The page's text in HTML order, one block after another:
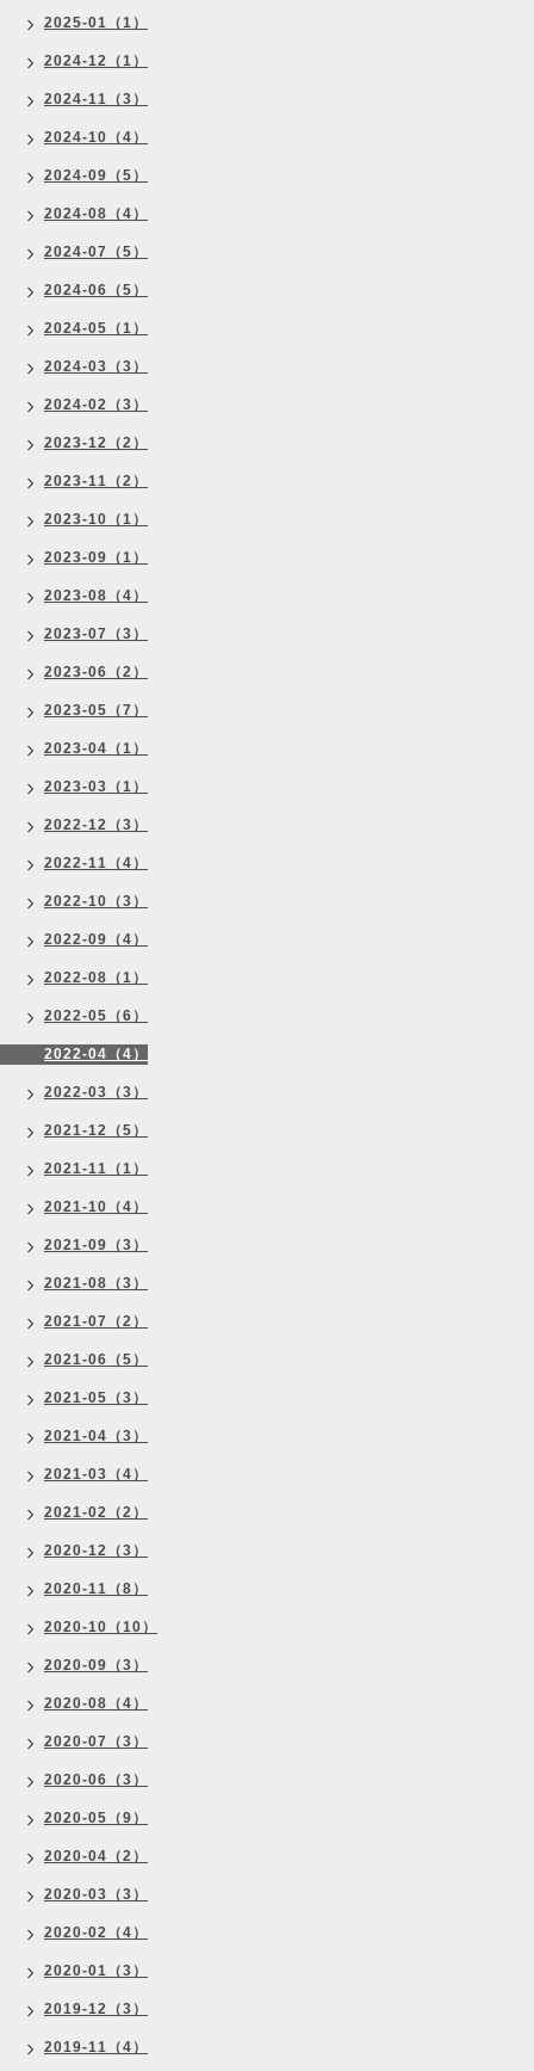
2025-01（1）
2024-12（1）
2024-11（3）
2024-10（4）
2024-09（5）
2024-08（4）
2024-07（5）
2024-06（5）
2024-05（1）
2024-03（3）
2024-02（3）
2023-12（2）
2023-11（2）
2023-10（1）
2023-09（1）
2023-08（4）
2023-07（3）
2023-06（2）
2023-05（7）
2023-04（1）
2023-03（1）
2022-12（3）
2022-11（4）
2022-10（3）
2022-09（4）
2022-08（1）
2022-05（6）
2022-04（4）
2022-03（3）
2021-12（5）
2021-11（1）
2021-10（4）
2021-09（3）
2021-08（3）
2021-07（2）
2021-06（5）
2021-05（3）
2021-04（3）
2021-03（4）
2021-02（2）
2020-12（3）
2020-11（8）
2020-10（10）
2020-09（3）
2020-08（4）
2020-07（3）
2020-06（3）
2020-05（9）
2020-04（2）
2020-03（3）
2020-02（4）
2020-01（3）
2019-12（3）
2019-11（4）